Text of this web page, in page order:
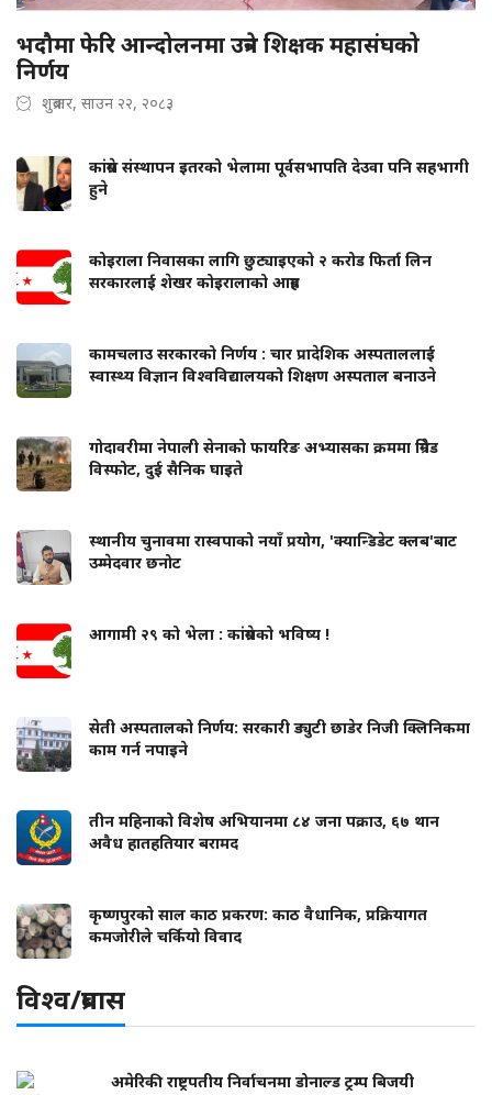
भदौमा फेरि आन्दोलनमा उत्रने शिक्षक महासंघको
निर्णय
शुक्रबार, साउन २२, २०८३
कांग्रेस संस्थापन इतरको भेलामा पूर्वसभापति देउवा पनि सहभागी
हुने
कोइराला निवासका लागि छुट्याइएको २ करोड फिर्ता लिन
सरकारलाई शेखर कोइरालाको आग्रह
कामचलाउ सरकारको निर्णय : चार प्रादेशिक अस्पताललाई
स्वास्थ्य विज्ञान विश्वविद्यालयको शिक्षण अस्पताल बनाउने
गोदावरीमा नेपाली सेनाको फायरिङ अभ्यासका क्रममा ग्रिनेड
विस्फोट, दुई सैनिक घाइते
स्थानीय चुनावमा रास्वपाको नयाँ प्रयोग, 'क्यान्डिडेट क्लब'बाट
उम्मेदवार छनोट
आगामी २९ को भेला : कांग्रेसको भविष्य !
सेती अस्पतालको निर्णय: सरकारी ड्युटी छाडेर निजी क्लिनिकमा
काम गर्न नपाइने
तीन महिनाको विशेष अभियानमा ८४ जना पक्राउ, ६७ थान
अवैध हातहतियार बरामद
कृष्णपुरको साल काठ प्रकरण: काठ वैधानिक, प्रक्रियागत
कमजोरीले चर्कियो विवाद
विश्व/प्रबास
अमेरिकी राष्ट्रपतीय निर्वाचनमा डोनाल्ड ट्रम्प बिजयी